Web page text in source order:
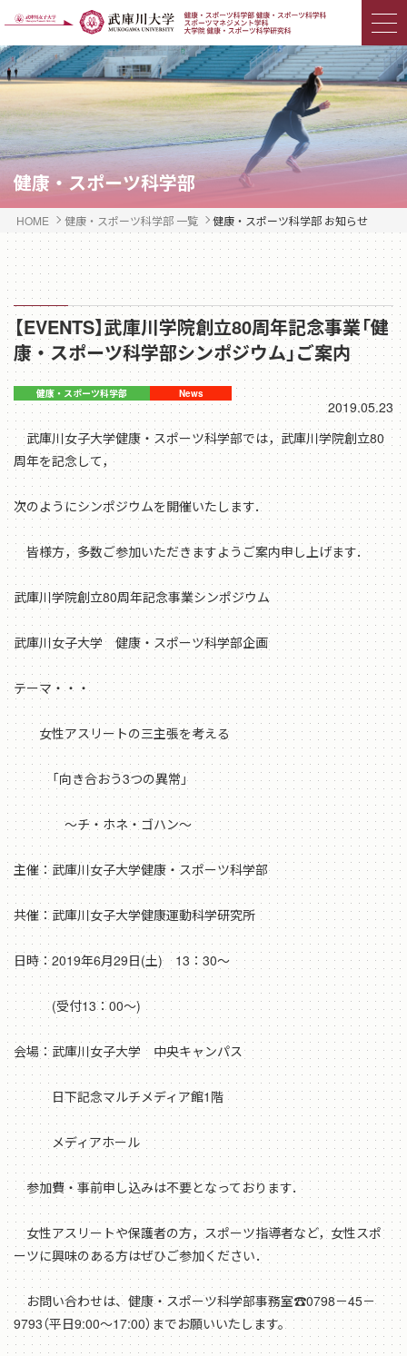
健康・スポーツ科学部
HOME 健康・スポーツ科学部 一覧 健康・スポーツ科学部 お知らせ
【EVENTS】武庫川学院創立80周年記念事業「健
康・スポーツ科学部シンポジウム」ご案内
2019.05.23
武庫川女子大学健康・スポーツ科学部では，武庫川学院創立80
周年を記念して，
次のようにシンポジウムを開催いたします．
皆様方，多数ご参加いただきますようご案内申し上げます．
武庫川学院創立80周年記念事業シンポジウム
武庫川女子大学 健康・スポーツ科学部企画
テーマ・・・
女性アスリートの三主張を考える
「向き合おう3つの異常」
～チ・ホネ・ゴハン～
主催：武庫川女子大学健康・スポーツ科学部
共催：武庫川女子大学健康運動科学研究所
日時：2019年6月29日(土) 13：30～
(受付13：00～)
会場：武庫川女子大学 中央キャンパス
日下記念マルチメディア館1階
メディアホール
参加費・事前申し込みは不要となっております．
女性アスリートや保護者の方，スポーツ指導者など，女性スポ
ーツに興味のある方はぜひご参加ください．
お問い合わせは、健康・スポーツ科学部事務室☎0798－45－
9793（平日9:00～17:00）までお願いいたします。